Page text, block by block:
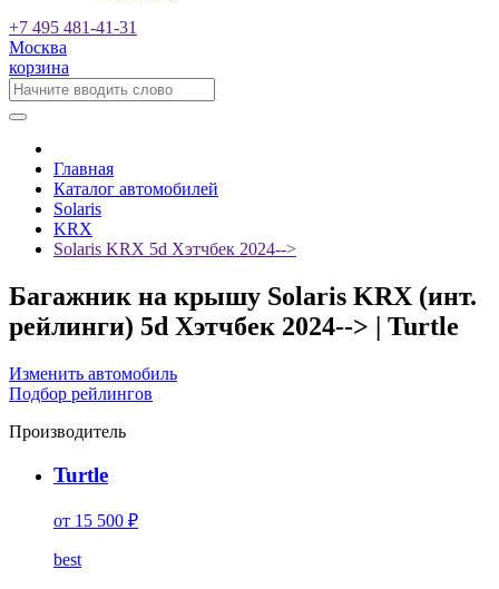
+7 495 481-41-31
Москва
корзина
Главная
Каталог автомобилей
Solaris
KRX
Solaris KRX 5d Хэтчбек 2024-->
Багажник на крышу Solaris KRX (инт.
рейлинги) 5d Хэтчбек 2024--> | Turtle
Изменить автомобиль
Подбор рейлингов
Производитель
Turtle
от 15 500 ₽
best